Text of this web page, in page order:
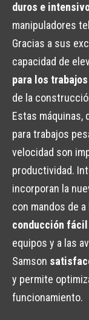
duros e
manipuladores
Gracias a sus
capacidad de
para los
de la
Estas máquinas,
para trabajos
velocidad son
productividad.
incorporan la
con mandos de
conducción
equipos y a las
Samson
y permite
funcionamiento.